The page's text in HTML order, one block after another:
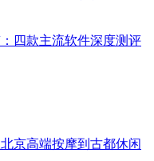
四款主流软件深度测评